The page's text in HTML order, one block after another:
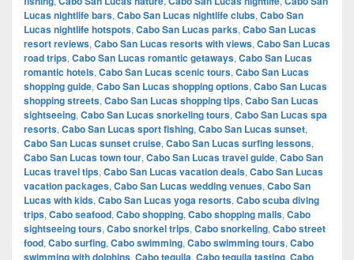
Lucas nightlife bars, Cabo San Lucas nightlife clubs, Cabo San
Lucas nightlife hotspots, Cabo San Lucas parks, Cabo San Lucas
resort reviews, Cabo San Lucas resorts with views, Cabo San Lucas
road trips, Cabo San Lucas romantic getaways, Cabo San Lucas
romantic hotels, Cabo San Lucas scenic tours, Cabo San Lucas
shopping guide, Cabo San Lucas shopping options, Cabo San Lucas
shopping streets, Cabo San Lucas shopping tips, Cabo San Lucas
sightseeing, Cabo San Lucas snorkeling tours, Cabo San Lucas spa
resorts, Cabo San Lucas sport fishing, Cabo San Lucas sunset,
Cabo San Lucas sunset cruise, Cabo San Lucas surfing lessons,
Cabo San Lucas town tour, Cabo San Lucas travel guide, Cabo San
Lucas travel tips, Cabo San Lucas vacation deals, Cabo San Lucas
vacation packages, Cabo San Lucas wedding venues, Cabo San
Lucas with kids, Cabo San Lucas yoga resorts, Cabo scuba diving
trips, Cabo seafood, Cabo shopping, Cabo shopping malls, Cabo
sightseeing tours, Cabo snorkel trips, Cabo snorkeling, Cabo street
food, Cabo surfing, Cabo swimming, Cabo swimming tours, Cabo
swimming with dolphins, Cabo tequila, Cabo tequila tasting, Cabo